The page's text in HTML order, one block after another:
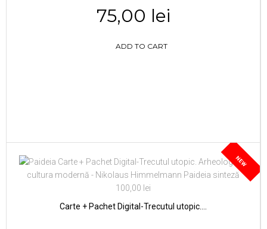
75,00 lei
ADD TO CART
NEW
Carte + Pachet Digital-Trecutul utopic....